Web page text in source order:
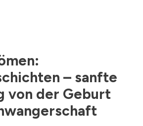
– sanfte
von der Geburt